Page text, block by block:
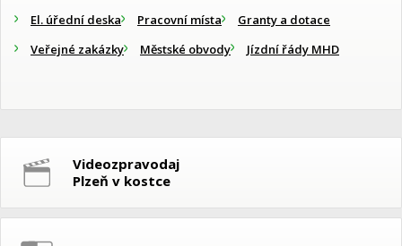
El. úřední deska
Pracovní místa
Granty a dotace
Veřejné zakázky
Městské obvody Jízdní řády MHD
Videozpravodaj
Plzeň v kostce